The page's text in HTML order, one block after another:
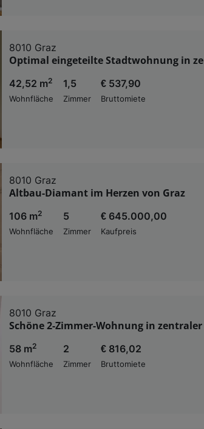
8010 Graz
Optimal eingeteilte Stadtwohnung in
42,52 m2
Wohnfläche
1,5
Zimmer
€ 537,90
Bruttomiete
8010 Graz
Altbau-Diamant im Herzen von Graz
106 m2
Wohnfläche
5
Zimmer
€ 645.000,00
Kaufpreis
8010 Graz
Schöne 2-Zimmer-Wohnung in
58 m2
Wohnfläche
2
Zimmer
€ 816,02
Bruttomiete